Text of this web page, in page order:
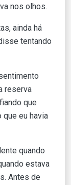
nos olhos.
ainda há
tentando
reserva
que
que eu havia
quando
estava
Antes de